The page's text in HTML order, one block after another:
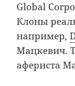
Global
Клоны
например,
Мацкевич.
афериста